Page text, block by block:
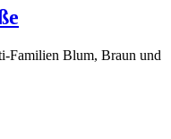
Familien Blum, Braun und